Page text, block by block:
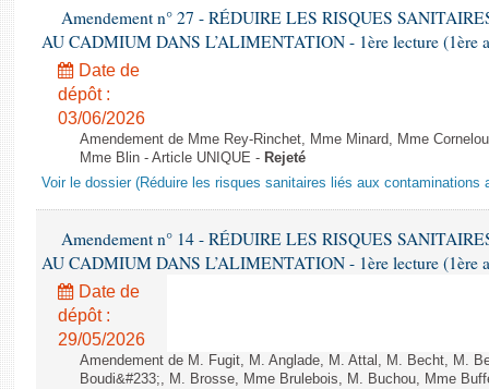
Amendement n° 27 - RÉDUIRE LES RISQUES
AU CADMIUM DANS L’ALIMENTATION - 1ère lecture (1ère
Date de
dépôt :
03/06/2026
Amendement de Mme Rey-Rinchet, Mme Minard, Mme
Mme Blin - Article UNIQUE - Rejeté
Voir le dossier (Réduire les risques sanitaires liés aux contaminations
Amendement n° 14 - RÉDUIRE LES RISQUES
AU CADMIUM DANS L’ALIMENTATION - 1ère lecture (1ère
Date de
dépôt :
29/05/2026
Amendement de M. Fugit, M. Anglade, M. Attal, M. Becht, M.
Boudi&#233;, M. Brosse, Mme Brulebois, M. Buchou, Mme